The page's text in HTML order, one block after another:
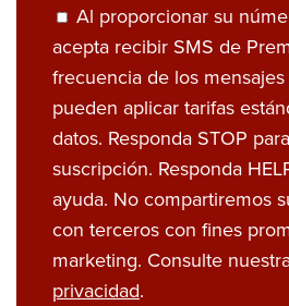
Al proporcionar su
acepta recibir SMS de
frecuencia de los
pueden aplicar tarifas
datos. Responda STOP
suscripción. Responda
ayuda. No compartiremos
con terceros con fines
marketing. Consulte
privacidad.